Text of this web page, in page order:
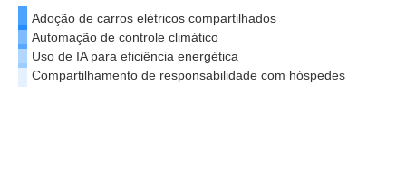
Adoção de carros elétricos compartilhados
Automação de controle climático
Uso de IA para eficiência energética
Compartilhamento de responsabilidade com hóspedes